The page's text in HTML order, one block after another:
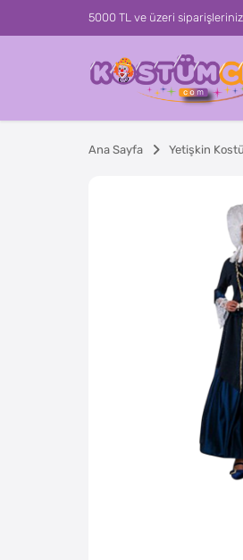
5000 TL ve üzeri
Ana Sayfa Yetişkin